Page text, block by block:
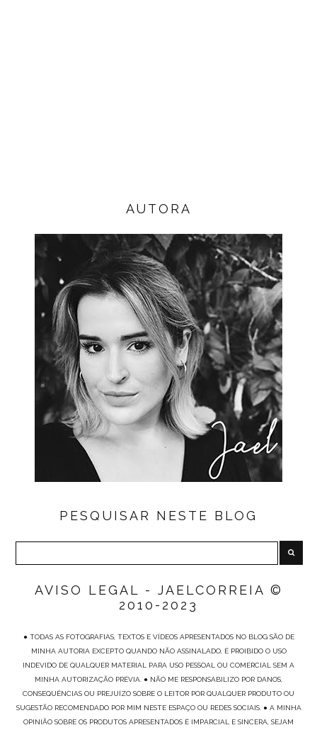
AUTORA
PESQUISAR NESTE BLOG
AVISO LEGAL - JAELCORREIA ©
2010-2023
● TODAS AS FOTOGRAFIAS, TEXTOS E VÍDEOS APRESENTADOS NO BLOG SÃO DE
MINHA AUTORIA EXCEPTO QUANDO NÃO ASSINALADO, É PROIBIDO O USO
INDEVIDO DE QUALQUER MATERIAL PARA USO PESSOAL OU COMERCIAL SEM A
MINHA AUTORIZAÇÃO PRÉVIA. ● NÃO ME RESPONSABILIZO POR DANOS,
CONSEQUÊNCIAS OU PREJUÍZO SOBRE O LEITOR POR QUALQUER PRODUTO OU
SUGESTÃO RECOMENDADO POR MIM NESTE ESPAÇO OU REDES SOCIAIS. ● A MINHA
OPINIÃO SOBRE OS PRODUTOS APRESENTADOS É IMPARCIAL E SINCERA, SEJAM